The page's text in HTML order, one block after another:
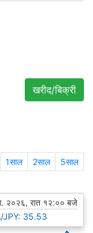
खरीद/बिक्री
1साल 2साल 5साल
२०२६, रात १२:०० बजे
JPY: 35.53